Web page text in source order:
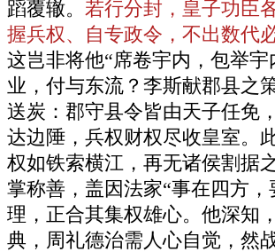
蹈覆辙。 若行分封，皇子功臣
握兵权、自专政令，不出数代
这岂非将他“席卷宇内，包举宇
业，付与东流？李斯献郡县之
送炭：郡守县令皆由天子任免
达边陲，兵权财权尽收皇室。
权如铁索横江，再无诸侯割据
掌称善，盖因法家“事在四方，
理，正合其集权雄心。他深知
典，周礼德治需人心自觉，然